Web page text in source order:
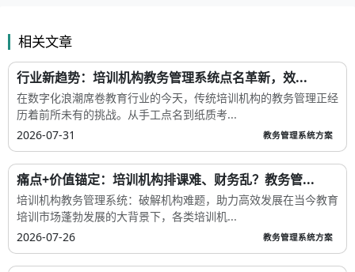
相关文章
行业新趋势：培训机构教务管理系统点名革新，效...
在数字化浪潮席卷教育行业的今天，传统培训机构的教务管理正经
历着前所未有的挑战。从手工点名到纸质考...
2026-07-31
教务管理系统方案
痛点+价值锚定：培训机构排课难、财务乱？教务管...
培训机构教务管理系统：破解机构难题，助力高效发展在当今教育
培训市场蓬勃发展的大背景下，各类培训机...
2026-07-26
教务管理系统方案